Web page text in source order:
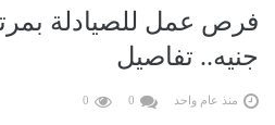
جنيه.. تفاصيل
منذ عام واحد 0
0